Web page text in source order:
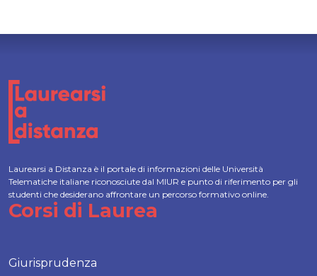
Laurearsi a Distanza è il portale di informazioni delle Università
Telematiche italiane riconosciute dal MIUR e punto di riferimento per gli
studenti che desiderano affrontare un percorso formativo online.
Corsi di Laurea
Giurisprudenza